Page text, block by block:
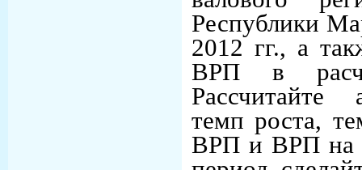
Республики
2012 гг., а
ВРП в
Рассчитайте
темп роста,
ВРП и ВРП на